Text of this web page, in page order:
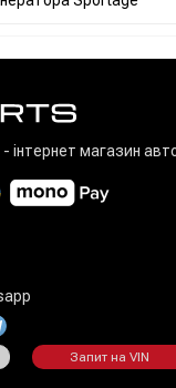
інтернет магазин
Запит на VIN